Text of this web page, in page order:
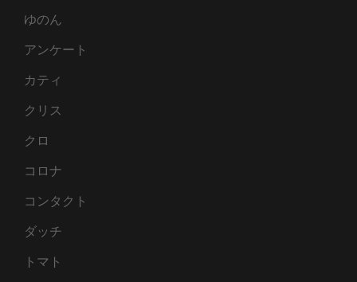
ゆのん
アンケート
カティ
クリス
クロ
コロナ
コンタクト
ダッチ
トマト